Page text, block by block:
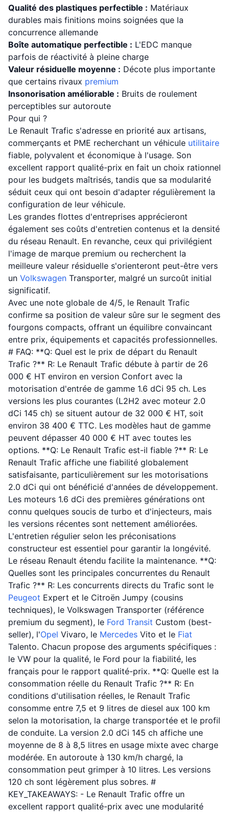
Qualité des plastiques perfectible : Matériaux
durables mais finitions moins soignées que la
concurrence allemande
Boîte automatique perfectible : L'EDC manque
parfois de réactivité à pleine charge
Valeur résiduelle moyenne : Décote plus importante
que certains rivaux premium
Insonorisation améliorable : Bruits de roulement
perceptibles sur autoroute
Pour qui ?
Le Renault Trafic s'adresse en priorité aux artisans,
commerçants et PME recherchant un véhicule utilitaire
fiable, polyvalent et économique à l'usage. Son
excellent rapport qualité-prix en fait un choix rationnel
pour les budgets maîtrisés, tandis que sa modularité
séduit ceux qui ont besoin d'adapter régulièrement la
configuration de leur véhicule.
Les grandes flottes d'entreprises apprécieront
également ses coûts d'entretien contenus et la densité
du réseau Renault. En revanche, ceux qui privilégient
l'image de marque premium ou recherchent la
meilleure valeur résiduelle s'orienteront peut-être vers
un Volkswagen Transporter, malgré un surcoût initial
significatif.
Avec une note globale de 4/5, le Renault Trafic
confirme sa position de valeur sûre sur le segment des
fourgons compacts, offrant un équilibre convaincant
entre prix, équipements et capacités professionnelles.
# FAQ: **Q: Quel est le prix de départ du Renault
Trafic ?** R: Le Renault Trafic débute à partir de 26
000 € HT environ en version Confort avec la
motorisation d'entrée de gamme 1.6 dCi 95 ch. Les
versions les plus courantes (L2H2 avec moteur 2.0
dCi 145 ch) se situent autour de 32 000 € HT, soit
environ 38 400 € TTC. Les modèles haut de gamme
peuvent dépasser 40 000 € HT avec toutes les
options. **Q: Le Renault Trafic est-il fiable ?** R: Le
Renault Trafic affiche une fiabilité globalement
satisfaisante, particulièrement sur les motorisations
2.0 dCi qui ont bénéficié d'années de développement.
Les moteurs 1.6 dCi des premières générations ont
connu quelques soucis de turbo et d'injecteurs, mais
les versions récentes sont nettement améliorées.
L'entretien régulier selon les préconisations
constructeur est essentiel pour garantir la longévité.
Le réseau Renault étendu facilite la maintenance. **Q:
Quelles sont les principales concurrentes du Renault
Trafic ?** R: Les concurrents directs du Trafic sont le
Peugeot Expert et le Citroën Jumpy (cousins
techniques), le Volkswagen Transporter (référence
premium du segment), le Ford Transit Custom (best-
seller), l'Opel Vivaro, le Mercedes Vito et le Fiat
Talento. Chacun propose des arguments spécifiques :
le VW pour la qualité, le Ford pour la fiabilité, les
français pour le rapport qualité-prix. **Q: Quelle est la
consommation réelle du Renault Trafic ?** R: En
conditions d'utilisation réelles, le Renault Trafic
consomme entre 7,5 et 9 litres de diesel aux 100 km
selon la motorisation, la charge transportée et le profil
de conduite. La version 2.0 dCi 145 ch affiche une
moyenne de 8 à 8,5 litres en usage mixte avec charge
modérée. En autoroute à 130 km/h chargé, la
consommation peut grimper à 10 litres. Les versions
120 ch sont légèrement plus sobres. #
KEY_TAKEAWAYS: - Le Renault Trafic offre un
excellent rapport qualité-prix avec une modularité